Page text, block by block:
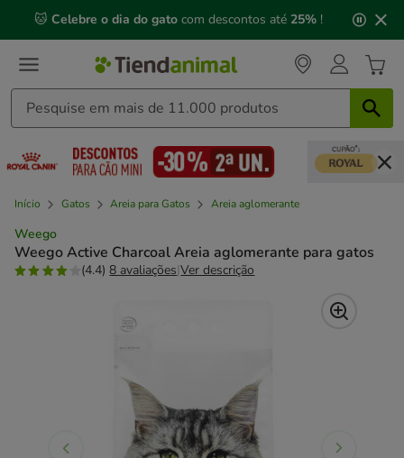
mensagem,
🐱 Celebre o dia do gato com descontos até 25% !
Início Gatos Areia para Gatos Areia aglomerante
Weego
Weego Active Charcoal Areia aglomerante para gatos
(4.4)8 avaliações|Ver descrição